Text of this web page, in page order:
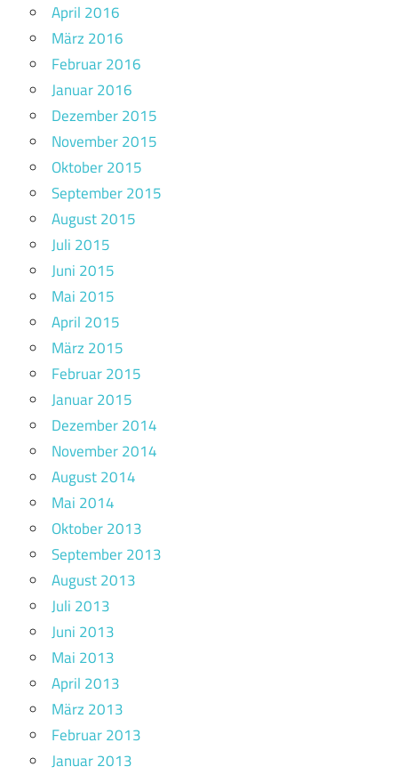
April 2016
März 2016
Februar 2016
Januar 2016
Dezember 2015
November 2015
Oktober 2015
September 2015
August 2015
Juli 2015
Juni 2015
Mai 2015
April 2015
März 2015
Februar 2015
Januar 2015
Dezember 2014
November 2014
August 2014
Mai 2014
Oktober 2013
September 2013
August 2013
Juli 2013
Juni 2013
Mai 2013
April 2013
März 2013
Februar 2013
Januar 2013